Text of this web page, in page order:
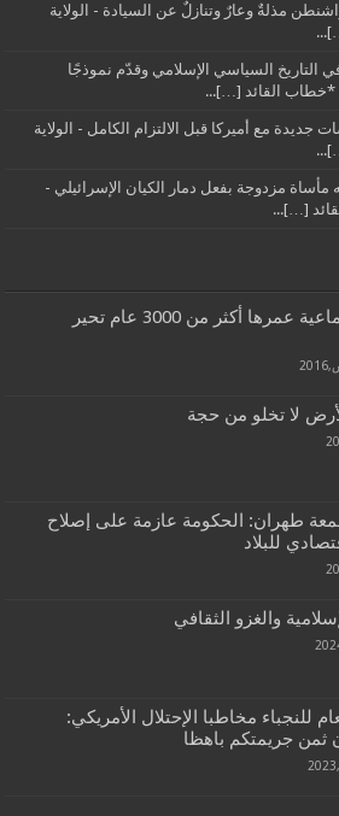
مذلةٌ وعارٌ وتنازلٌ عن السيادة - الولاية
التاريخ السياسي الإسلامي وقدّم نموذجًا
*خطاب القائد […]...
جديدة مع أميركا قبل الالتزام الكامل - الولاية
مزدوجة بفعل دمار الكيان الإسرائيلي -
[…]...
مقبرة جماعية عمرها أكثر من 3000 عام تحير
لا تخلو من حجة
طهران: الحكومة عازمة على إصلاح
للبلاد
والغزو الثقافي
للنجباء مخاطبا الإحتلال الأمريكي:
ثمن جريمتكم باهظا